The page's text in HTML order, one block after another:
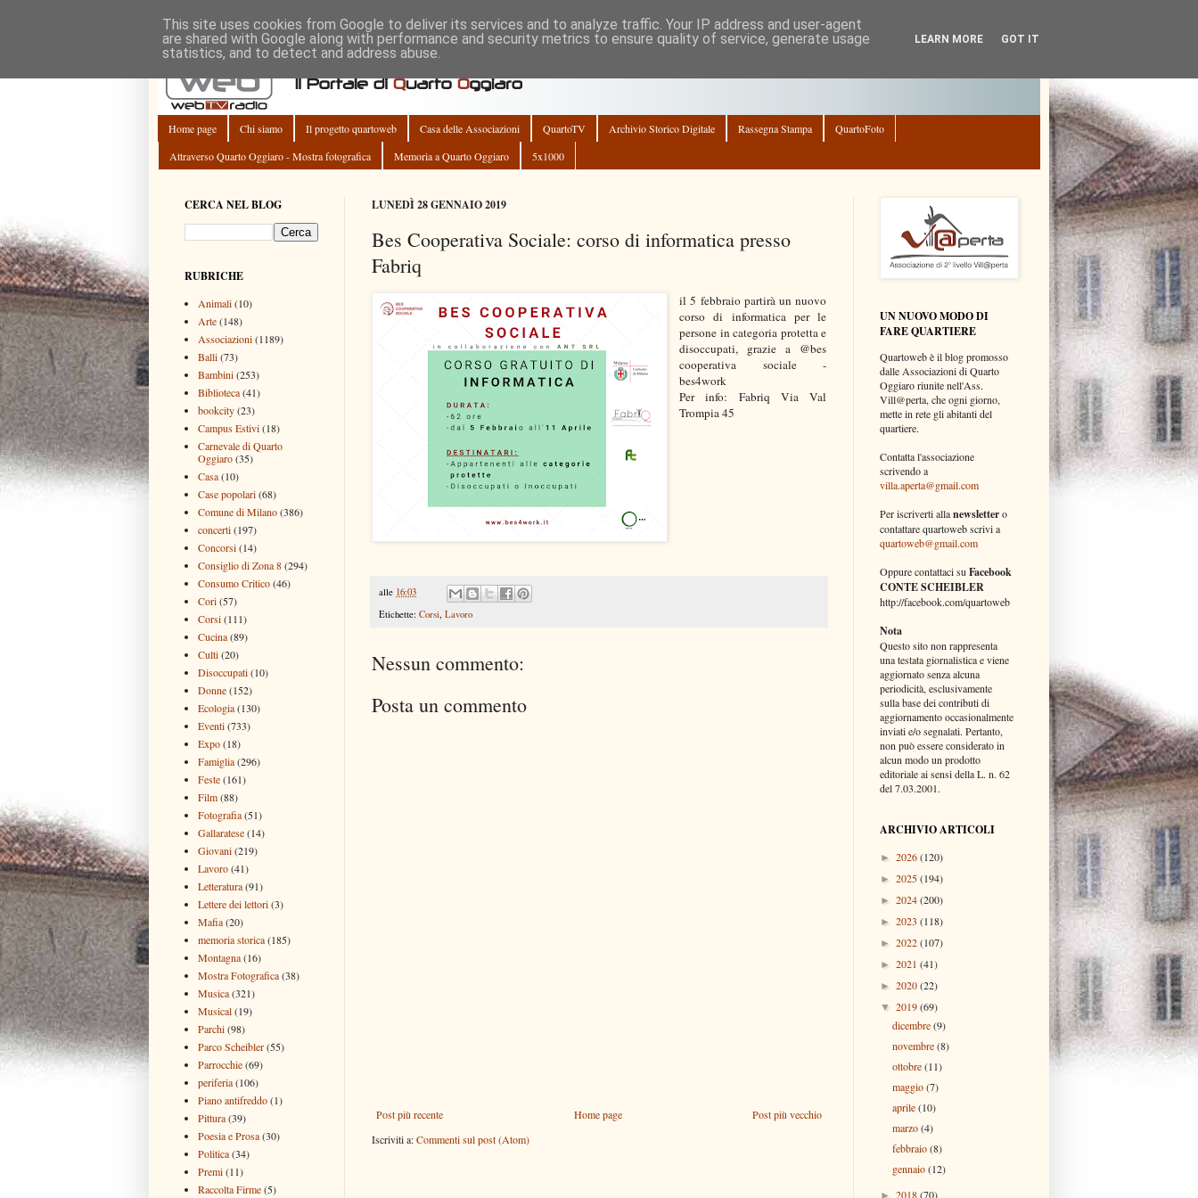
Home page Chi siamo Il progetto quartoweb Casa delle Associazioni QuartoTV Archivio Storico Digitale Rassegna Stampa
QuartoFoto
Attraverso Quarto Oggiaro - Mostra fotografica
Memoria a Quarto Oggiaro 5x1000
LUNEDÌ 28 GENNAIO 2019
Bes Cooperativa Sociale: corso di informatica presso
Fabriq
il 5 febbraio partirà un nuovo
corso di informatica per le
persone in categoria protetta e
disoccupati, grazie a @bes
cooperativa sociale -
bes4work
Per info: Fabriq Via Val
Trompia 45
alle 16:03
Etichette: Corsi, Lavoro
Nessun commento:
Posta un commento
Post più recente Post più vecchio
Home page
Iscriviti a:Commenti sul post (Atom)
CERCA NEL BLOG
RUBRICHE
Animali(10)
Arte(148)
Associazioni(1189)
Balli(73)
Bambini(253)
Biblioteca(41)
bookcity(23)
Campus Estivi(18)
Carnevale di Quarto
Oggiaro(35)
Casa(10)
Case popolari(68)
Comune di Milano(386)
concerti(197)
Concorsi(14)
Consiglio di Zona 8(294)
Consumo Critico(46)
Cori(57)
Corsi(111)
Cucina(89)
Culti(20)
Disoccupati(10)
Donne(152)
Ecologia(130)
Eventi(733)
Expo(18)
Famiglia(296)
Feste(161)
Film(88)
Fotografia(51)
Gallaratese(14)
Giovani(219)
Lavoro(41)
Letteratura(91)
Lettere dei lettori(3)
Mafia(20)
memoria storica(185)
Montagna(16)
Mostra Fotografica(38)
Musica(321)
Musical(19)
Parchi(98)
Parco Scheibler(55)
Parrocchie(69)
periferia(106)
Piano antifreddo(1)
Pittura(39)
Poesia e Prosa(30)
Politica(34)
Premi(11)
Raccolta Firme(5)
UN NUOVO MODO DI
FARE QUARTIERE
Quartoweb è il blog promosso
dalle Associazioni di Quarto
Oggiaro riunite nell'Ass.
Vill@perta, che ogni giorno,
mette in rete gli abitanti del
quartiere.
Contatta l'associazione
scrivendo a
villa.aperta@gmail.com
Per iscriverti allanewslettero
contattare quartoweb scrivi a
quartoweb@gmail.com
Oppure contattaci su Facebook
CONTE SCHEIBLER
http://facebook.com/quartoweb
Nota
Questo sito non rappresenta
una testata giornalistica e viene
aggiornato senza alcuna
periodicità, esclusivamente
sulla base dei contributi di
aggiornamento occasionalmente
inviati e/o segnalati. Pertanto,
non può essere considerato in
alcun modo un prodotto
editoriale ai sensi della L. n. 62
del 7.03.2001.
ARCHIVIO ARTICOLI
► 2026(120)
► 2025(194)
► 2024(200)
► 2023 (118)
► 2022(107)
► 2021 (41)
► 2020(22)
▼ 2019(69)
dicembre(9)
novembre(8)
ottobre(11)
maggio(7)
aprile(10)
marzo(4)
febbraio(8)
gennaio(12)
► 2018(70)
This site uses cookies from Google to deliver its services and to analyze traffic. Your IP address and user-agent
are shared with Google along with performance and security metrics to ensure quality of service, generate usage
statistics, and to detect and address abuse.
LEARN MORE GOT IT